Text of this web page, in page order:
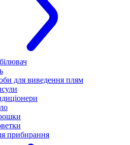
для виведення плям
прибирання